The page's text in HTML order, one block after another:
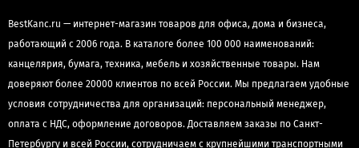
BestKanc.ru — интернет-магазин товаров для офиса, дома и бизнеса,
работающий с 2006 года. В каталоге более 100 000 наименований:
канцелярия, бумага, техника, мебель и хозяйственные товары. Нам
доверяют более 20000 клиентов по всей России. Мы предлагаем удобные
условия сотрудничества для организаций: персональный менеджер,
оплата с НДС, оформление договоров. Доставляем заказы по Санкт-
Петербургу и всей России, сотрудничаем с крупнейшими транспортными